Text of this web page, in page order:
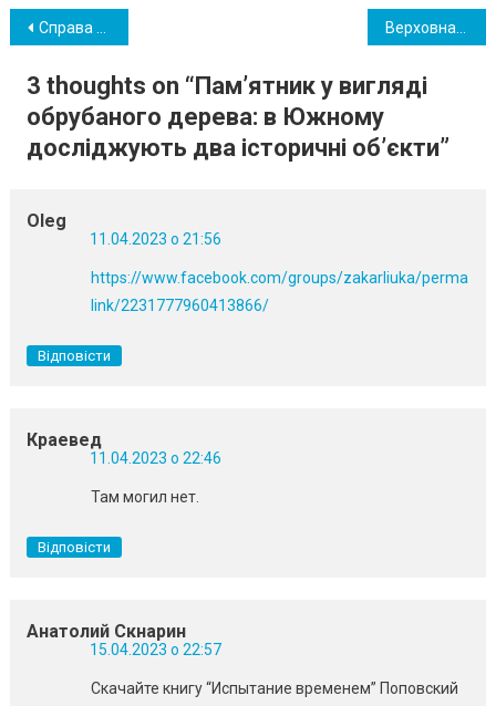
Навігація
записів
Справа ОПЗ: НАБУ оголосило в розшук ексголову Фонду держмайна
3 thoughts on “Пам’ятник у вигляді
обрубаного дерева: в Южному
досліджують два історичні об’єкти”
Oleg
11.04.2023 о 21:56
https://www.facebook.com/groups/zakarliuka/perma
link/2231777960413866/
Відповісти
Краевед
11.04.2023 о 22:46
Там могил нет.
Відповісти
Анатолий Скнарин
15.04.2023 о 22:57
Скачайте книгу “Испытание временем” Поповский